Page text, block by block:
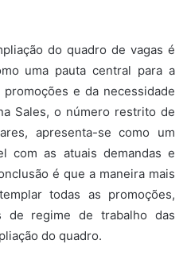
do quadro de vagas é
uma pauta central para a
e da necessidade
Sales, o número restrito de
apresenta-se como um
com as atuais demandas e
é que a maneira mais
todas as promoções,
de regime de trabalho das
do quadro.